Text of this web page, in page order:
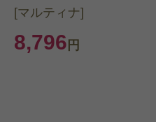
[マルティナ]
8,796 円